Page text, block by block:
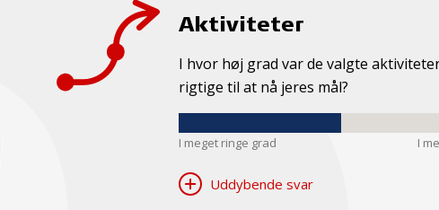
Aktiviteter
I hvor høj grad var de valgte
rigtige til at nå jeres mål?
I meget ringe grad I
Uddybende svar